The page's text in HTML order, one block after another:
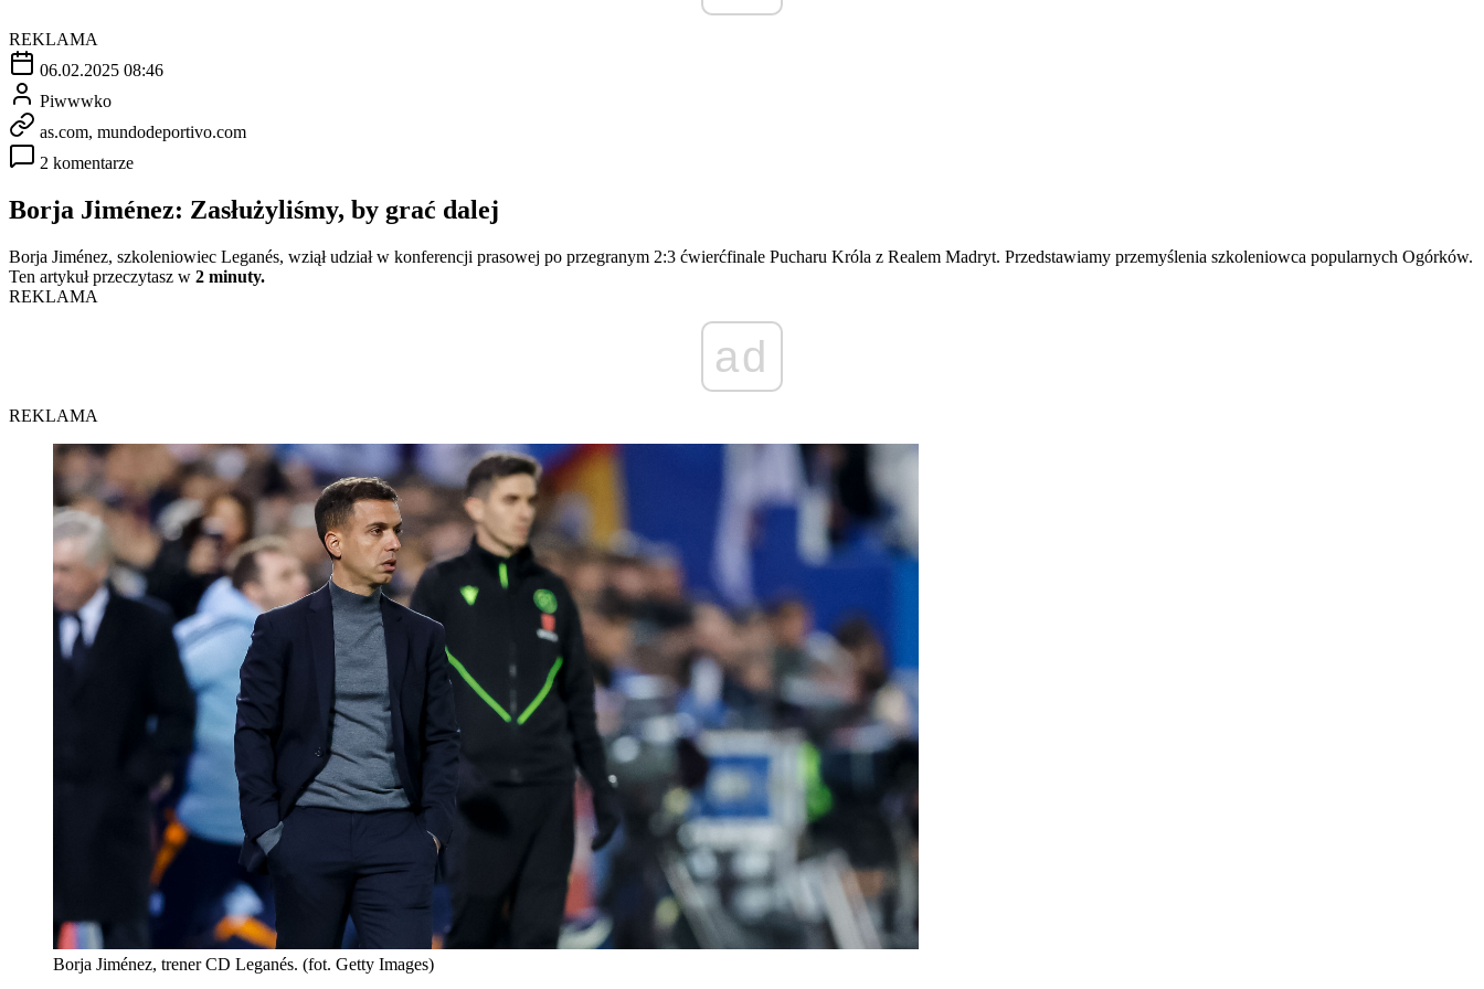
REKLAMA
06.02.2025 08:46
Piwwwko
as.com, mundodeportivo.com
2 komentarze
Borja Jiménez: Zasłużyliśmy, by grać dalej
Borja Jiménez, szkoleniowiec Leganés, wziął udział w konferencji prasowej po przegranym 2:3 ćwierćfinale Pucharu Króla z Realem Madryt. Przedstawiamy przemyślenia szkoleniowca popularnych Ogórków.
Ten artykuł przeczytasz w 2 minuty.
REKLAMA
ad
REKLAMA
Borja Jiménez, trener CD Leganés. (fot. Getty Images)